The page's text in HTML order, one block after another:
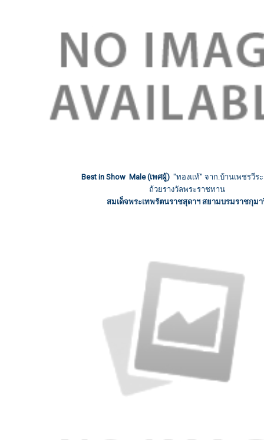
Best in Show Male (เพศผู้) "ทองแท้" จาก.บ้านเพชรวีร
ถ้วยรางวัลพระราชทาน
สมเด็จพระเทพรัตนราชสุดาฯ สยามบรมราชกุมา